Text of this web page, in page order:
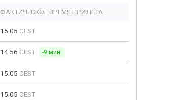
ФАКТИЧЕСКОЕ ВРЕМЯ ПРИЛЕТА
15:05 CEST
14:56 CEST -9 мин.
15:05 CEST
15:05 CEST